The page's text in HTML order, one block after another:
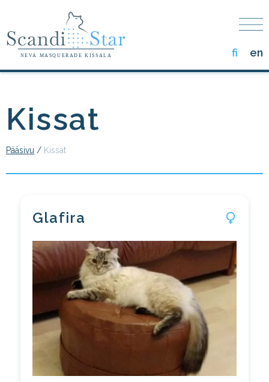
content
NEVA MASQUERADE KISSALA fi en
Kissat
Pääsivu / Kissat
Glafira